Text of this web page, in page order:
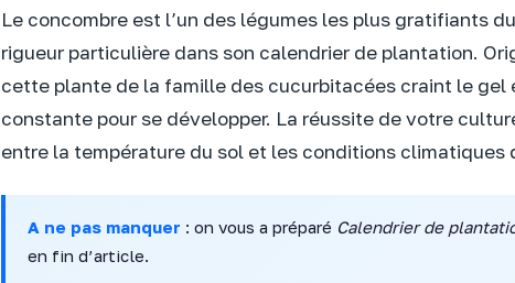
Le concombre est l’un des légumes les plus gratifiants
rigueur particulière dans son calendrier de plantation.
cette plante de la famille des cucurbitacées craint le gel
constante pour se développer. La réussite de votre
entre la température du sol et les conditions climatiques
A ne pas manquer : on vous a préparé Calendrier de
en fin d’article.